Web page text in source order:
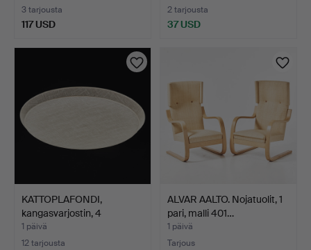
3 tarjousta
117 USD
2 tarjousta
37 USD
KATTOPLAFONDI,
kangasvarjostin, 4
valonläh…
1 päivä
12 tarjousta
ALVAR AALTO. Nojatuolit, 1
pari, malli 401…
1 päivä
Tarjous